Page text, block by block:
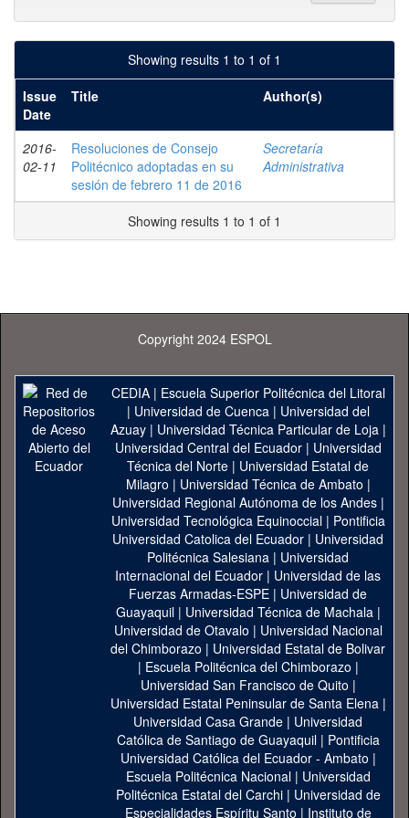
Showing results 1 to 1 of 1
Issue
Date
Title Author(s)
2016-
02-11
Resoluciones de Consejo
Politécnico adoptadas en su
sesión de febrero 11 de 2016
Secretaría
Administrativa
Showing results 1 to 1 of 1
Copyright 2024 ESPOL
CEDIA| Escuela Superior Politécnica del Litoral
| Universidad de Cuenca| Universidad del
Azuay| Universidad Técnica Particular de Loja|
Universidad Central del Ecuador| Universidad
Técnica del Norte | Universidad Estatal de
Milagro | Universidad Técnica de Ambato |
Universidad Regional Autónoma de los Andes|
Universidad Tecnológica Equinoccial| Pontificia
Universidad Catolica del Ecuador | Universidad
Politécnica Salesiana | Universidad
Internacional del Ecuador | Universidad de las
Fuerzas Armadas-ESPE | Universidad de
Guayaquil| Universidad Técnica de Machala|
Universidad de Otavalo | Universidad Nacional
del Chimborazo | Universidad Estatal de Bolivar
| Escuela Politécnica del Chimborazo |
Universidad San Francisco de Quito |
Universidad Estatal Peninsular de Santa Elena|
Universidad Casa Grande | Universidad
Católica de Santiago de Guayaquil| Pontificia
Universidad Católica del Ecuador - Ambato |
Escuela Politécnica Nacional| Universidad
Politécnica Estatal del Carchi| Universidad de
Especialidades Espíritu Santo | Instituto de